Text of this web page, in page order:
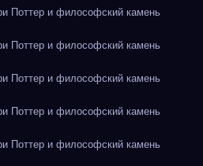
Поттер и философский камень
Поттер и философский камень
Поттер и философский камень
Поттер и философский камень
Поттер и философский камень